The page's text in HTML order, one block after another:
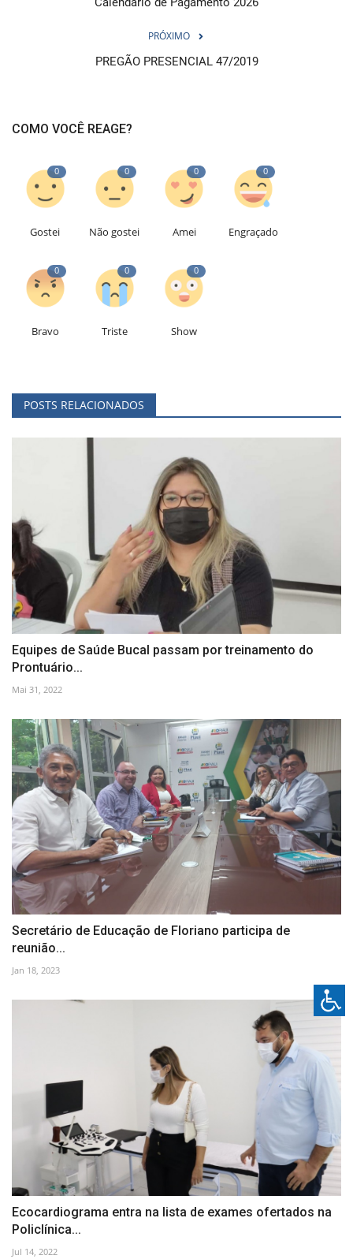
PRÓXIMO
PREGÃO PRESENCIAL 47/2019
COMO VOCÊ REAGE?
0
Gostei
0
Não gostei
0
Amei
0
Engraçado
0
Bravo
0
Triste
0
Show
POSTS RELACIONADOS
Equipes de Saúde Bucal passam por treinamento do
Prontuário...
Mai 31, 2022
Secretário de Educação de Floriano participa de
reunião...
Jan 18, 2023
Ecocardiograma entra na lista de exames ofertados na
Policlínica...
Jul 14, 2022